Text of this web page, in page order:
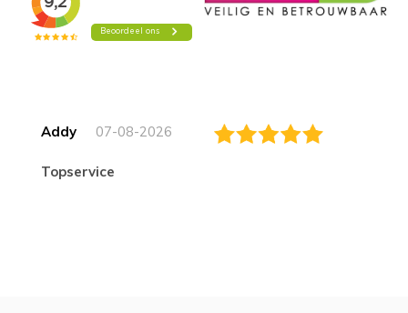
Addy 07-08-2026
topservice